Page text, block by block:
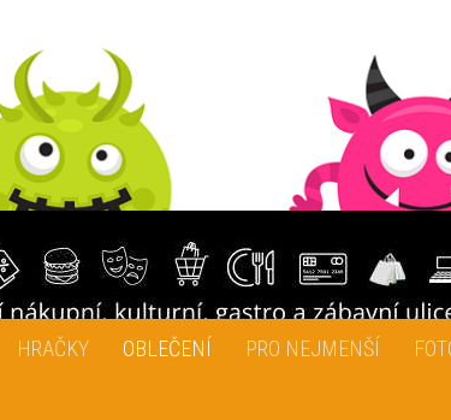
HRAČKY OBLEČENÍ PRO NEJMENŠÍ